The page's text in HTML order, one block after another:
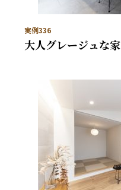
実例336
大人グレージュな家